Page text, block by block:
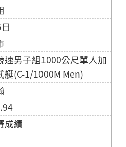
速男子組1000公尺單人加
艇(C-1/1000M Men)
成績